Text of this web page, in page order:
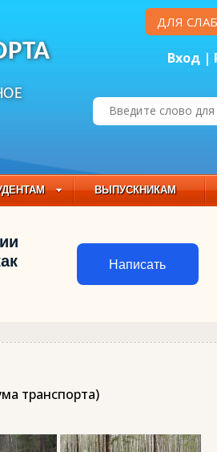
ДЛЯ
Вход |
ВЫПУСКНИКАМ
Написать
транспорта)